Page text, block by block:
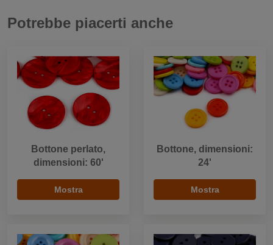
Potrebbe piacerti anche
Bottone perlato,
dimensioni: 60'
Mostra
Bottone, dimensioni:
24'
Mostra